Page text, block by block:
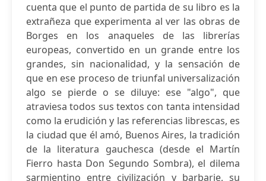
cuenta que el punto de partida de su libro es la
extrañeza que experimenta al ver las obras de
Borges en los anaqueles de las librerías
europeas, convertido en un grande entre los
grandes, sin nacionalidad, y la sensación de
que en ese proceso de triunfal universalización
algo se pierde o se diluye: ese "algo", que
atraviesa todos sus textos con tanta intensidad
como la erudición y las referencias librescas, es
la ciudad que él amó, Buenos Aires, la tradición
de la literatura gauchesca (desde el Martín
Fierro hasta Don Segundo Sombra), el dilema
sarmientino entre civilización y barbarie, su